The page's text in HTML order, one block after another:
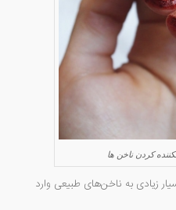
کردن ناخن ها
زیادی به ناخن‌های طبیعی وارد